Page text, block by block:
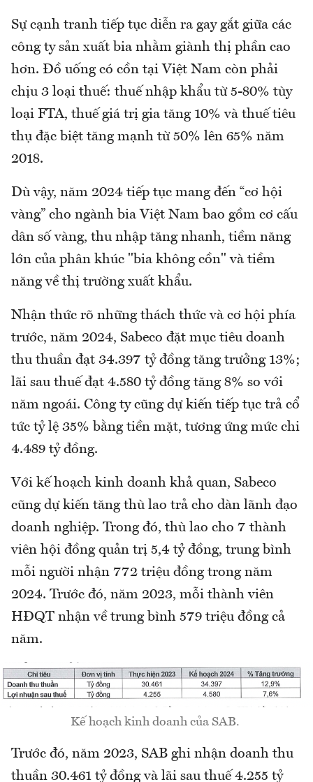
Sự cạnh tranh tiếp tục diễn ra gay gắt giữa các
công ty sản xuất bia nhằm giành thị phần cao
hơn. Đồ uống có cồn tại Việt Nam còn phải
chịu 3 loại thuế: thuế nhập khẩu từ 5-80% tùy
loại FTA, thuế giá trị gia tăng 10% và thuế tiêu
thụ đặc biệt tăng mạnh từ 50% lên 65% năm
2018.
Dù vậy, năm 2024 tiếp tục mang đến “cơ hội
vàng” cho ngành bia Việt Nam bao gồm cơ cấu
dân số vàng, thu nhập tăng nhanh, tiềm năng
lớn của phân khúc "bia không cồn" và tiềm
năng về thị trường xuất khẩu.
Nhận thức rõ những thách thức và cơ hội phía
trước, năm 2024, Sabeco đặt mục tiêu doanh
thu thuần đạt 34.397 tỷ đồng tăng trưởng 13%;
lãi sau thuế đạt 4.580 tỷ đồng tăng 8% so với
năm ngoái. Công ty cũng dự kiến tiếp tục trả cổ
tức tỷ lệ 35% bằng tiền mặt, tương ứng mức chi
4.489 tỷ đồng.
Với kế hoạch kinh doanh khả quan, Sabeco
cũng dự kiến tăng thù lao trả cho dàn lãnh đạo
doanh nghiệp. Trong đó, thù lao cho 7 thành
viên hội đồng quản trị 5,4 tỷ đồng, trung bình
mỗi người nhận 772 triệu đồng trong năm
2024. Trước đó, năm 2023, mỗi thành viên
HĐQT nhận về trung bình 579 triệu đồng cả
năm.
Kế hoạch kinh doanh của SAB.
Trước đó, năm 2023, SAB ghi nhận doanh thu
thuần 30.461 tỷ đồng và lãi sau thuế 4.255 tỷ